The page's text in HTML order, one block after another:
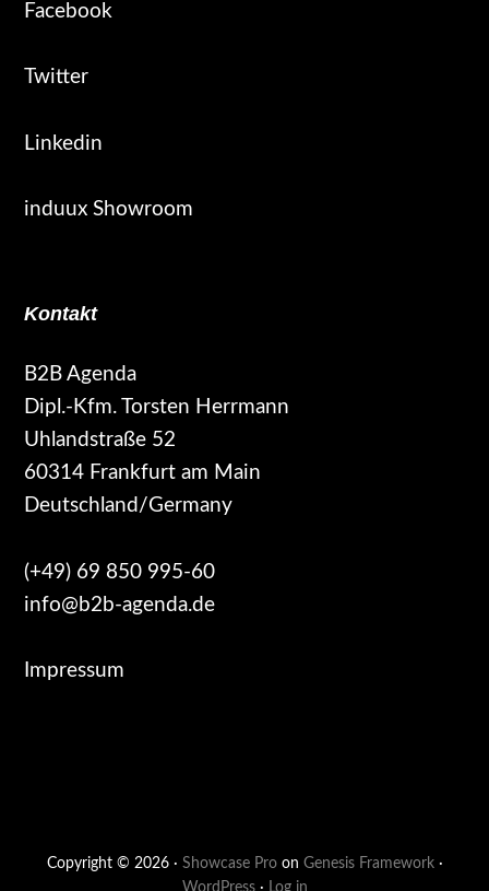
Facebook
Twitter
Linkedin
induux Showroom
Kontakt
B2B Agenda
Dipl.-Kfm. Torsten Herrmann
Uhlandstraße 52
60314 Frankfurt am Main
Deutschland/Germany
(+49) 69 850 995-60
info@b2b-agenda.de
Impressum
Copyright © 2026 · Showcase Proon Genesis Framework·